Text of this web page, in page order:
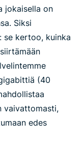
jokaisella on
Siksi
se kertoo, kuinka
(40
vaivattomasti,
edes